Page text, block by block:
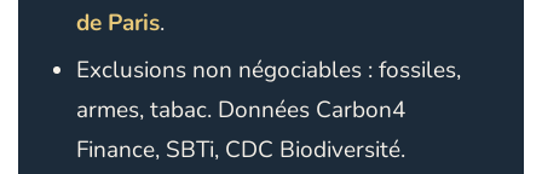
de Paris.
Exclusions non négociables : fossiles,
armes, tabac. Données Carbon4
Finance, SBTi, CDC Biodiversité.